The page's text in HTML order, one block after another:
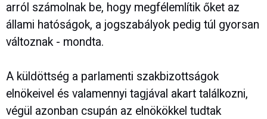
arról számolnak be, hogy megfélemlítik őket az
állami hatóságok, a jogszabályok pedig túl gyorsan
változnak - mondta.
A küldöttség a parlamenti szakbizottságok
elnökeivel és valamennyi tagjával akart találkozni,
végül azonban csupán az elnökökkel tudtak